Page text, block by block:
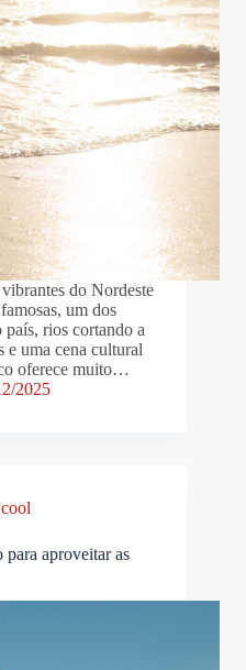
do Nordeste
um dos
rios cortando a
e uma cena cultural
oferece muito…
2025
aproveitar as